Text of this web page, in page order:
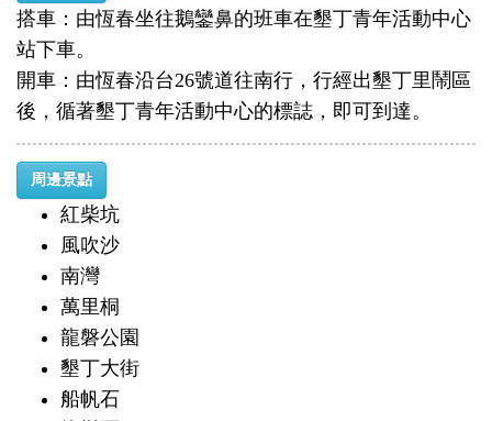
搭車：由恆春坐往鵝鑾鼻的班車在墾丁青年活動中心
站下車。
開車：由恆春沿台26號道往南行，行經出墾丁里鬧區
後，循著墾丁青年活動中心的標誌，即可到達。
周邊景點
紅柴坑
風吹沙
南灣
萬里桐
龍磐公園
墾丁大街
船帆石